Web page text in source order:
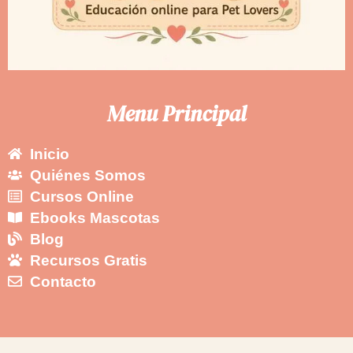
Menu Principal
Inicio
Quiénes Somos
Cursos Online
Ebooks Mascotas
Blog
Recursos Gratis
Contacto